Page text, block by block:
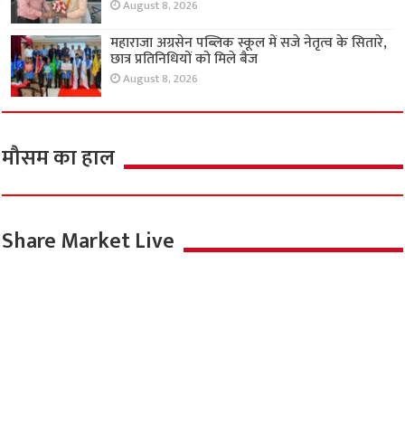
August 8, 2026
महाराजा अग्रसेन पब्लिक स्कूल में सजे नेतृत्व के सितारे,
छात्र प्रतिनिधियों को मिले बैज
August 8, 2026
मौसम का हाल
Share Market Live